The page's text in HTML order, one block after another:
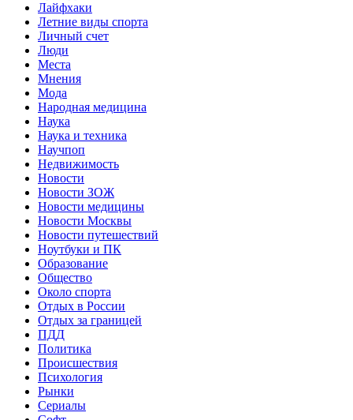
Лайфхаки
Летние виды спорта
Личный счет
Люди
Места
Мнения
Мода
Народная медицина
Наука
Наука и техника
Научпоп
Недвижимость
Новости
Новости ЗОЖ
Новости медицины
Новости Москвы
Новости путешествий
Ноутбуки и ПК
Образование
Общество
Около спорта
Отдых в России
Отдых за границей
ПДД
Политика
Происшествия
Психология
Рынки
Сериалы